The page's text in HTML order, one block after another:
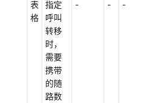
表
格
指定
呼叫
转移
时，
需要
携带
的随
路数
- - -